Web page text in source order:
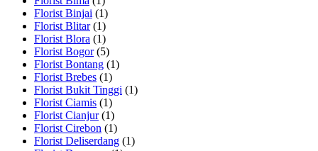
Florist Binjai (1)
Florist Blitar(1)
Florist Blora (1)
Florist Bogor(5)
Florist Bontang (1)
Florist Brebes (1)
Florist Bukit Tinggi (1)
Florist Ciamis (1)
Florist Cianjur(1)
Florist Cirebon (1)
Florist Deliserdang (1)